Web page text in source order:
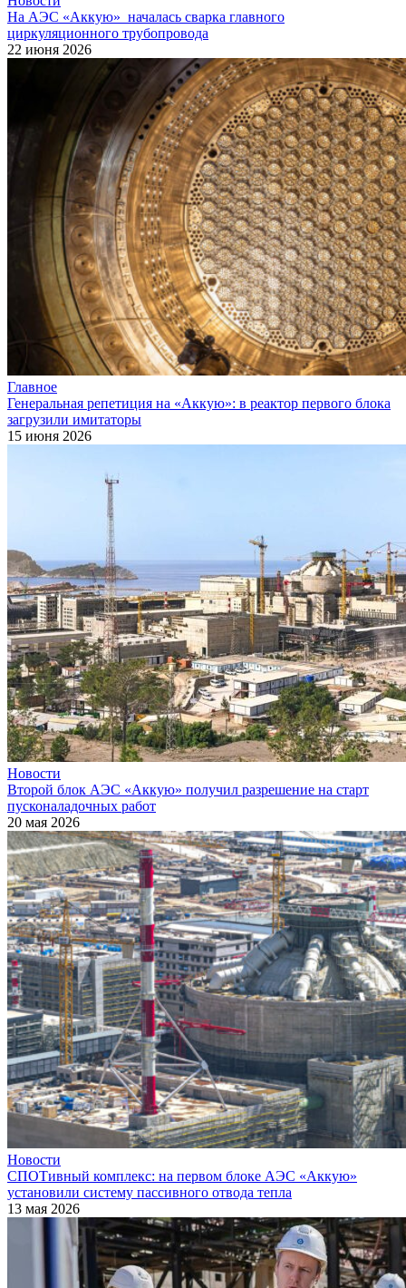
На АЭС «Аккую» началась сварка главного
циркуляционного трубопровода
22 июня 2026
Главное
Генеральная репетиция на «Аккую»: в реактор первого блока
загрузили имитаторы
15 июня 2026
Новости
Второй блок АЭС «Аккую» получил разрешение на старт
пусконаладочных работ
20 мая 2026
Новости
СПОТивный комплекс: на первом блоке АЭС «Аккую»
установили систему пассивного отвода тепла
13 мая 2026